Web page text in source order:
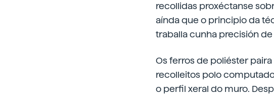
recollidas proxéctanse
aínda que o principio da
traballa cunha precisión
Os ferros de poliéster
recolleitos polo
o perfil xeral do muro.